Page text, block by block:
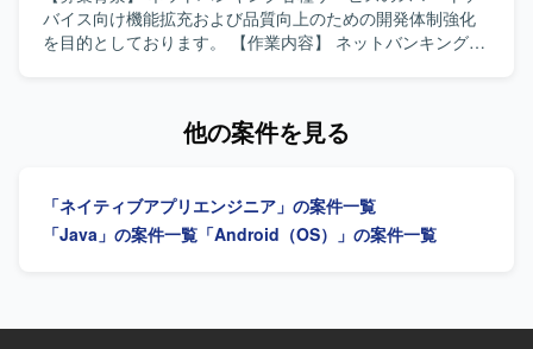
バイス向け機能拡充および品質向上のための開発体制強化
を目的としております。 【作業内容】 ネットバンキング各
開発に関連する各種ドキュメントの作成も実施いただきま
す。関係者とコミュニケーションを取りながら、品質とユ
ーザビリティを意識した開発ができる方を歓迎いたしま
iOS/Androidいずれかの専門性を活かしつつ、金融ドメイン
他の案件を見る
「ネイティブアプリエンジニア」の案件一覧
「Java」の案件一覧 「Android（OS）」の案件一覧